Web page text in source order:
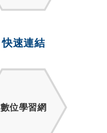
快速連結
數位學習網